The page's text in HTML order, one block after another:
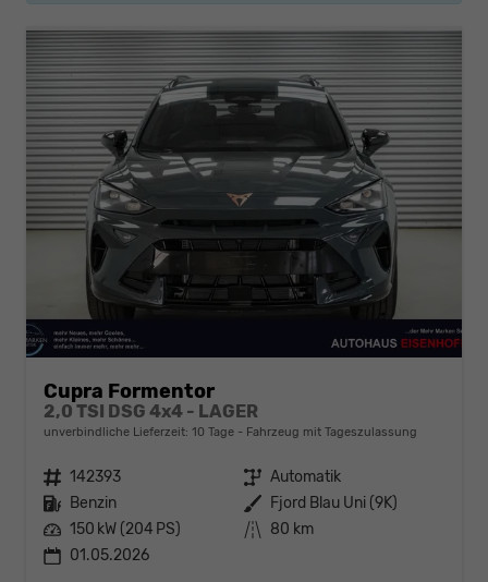
Cupra Formentor
2,0 TSI DSG 4x4 - LAGER
unverbindliche Lieferzeit: 10 Tage Fahrzeug mit Tageszulassung
Fahrzeugnr. 142393 Getriebe Automatik
Kraftstoff Benzin Außenfarbe Fjord Blau Uni (9K)
Leistung 150 kW (204 PS) Kilometerstand 80 km
01.05.2026